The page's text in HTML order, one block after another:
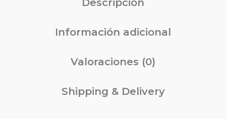
Descripción
Información adicional
Valoraciones (0)
Shipping & Delivery